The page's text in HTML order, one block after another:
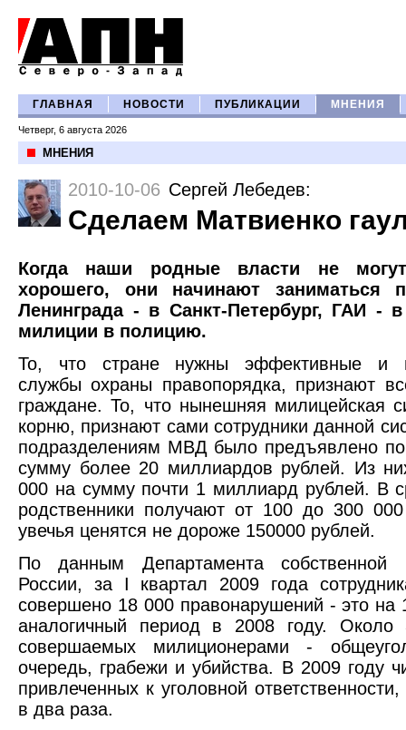
ГЛАВНАЯ НОВОСТИ ПУБЛИКАЦИИ МНЕНИЯ
Четверг, 6 августа 2026
МНЕНИЯ
2010-10-06 Сергей Лебедев:
Сделаем Матвиенко
Когда наши родные власти не
хорошего, они начинают заниматься
Ленинграда - в Санкт-Петербург, ГАИ -
милиции в полицию.
То, что стране нужны эффективные и
службы охраны правопорядка, признают
граждане. То, что нынешняя милицейская
корню, признают сами сотрудники данной
подразделениям МВД было предъявлено
сумму более 20 миллиардов рублей. Из
000 на сумму почти 1 миллиард рублей. В
родственники получают от 100 до 300
увечья ценятся не дороже 150000 рублей.
По данным Департамента собственной
России, за I квартал 2009 года
совершено 18 000 правонарушений - это
аналогичный период в 2008 году. Около
совершаемых милиционерами -
очередь, грабежи и убийства. В 2009 году
привлеченных к уголовной
в два раза.